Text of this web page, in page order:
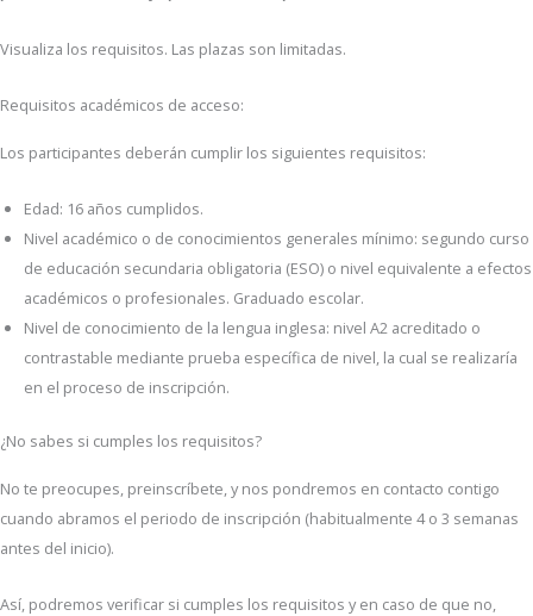
Visualiza los requisitos. Las plazas son limitadas.
Requisitos académicos de acceso:
Los participantes deberán cumplir los siguientes requisitos:
Edad: 16 años cumplidos.
Nivel académico o de conocimientos generales mínimo: segundo curso
de educación secundaria obligatoria (ESO) o nivel equivalente a efectos
académicos o profesionales. Graduado escolar.
Nivel de conocimiento de la lengua inglesa: nivel A2 acreditado o
contrastable mediante prueba específica de nivel, la cual se realizaría
en el proceso de inscripción.
¿No sabes si cumples los requisitos?
No te preocupes, preinscríbete, y nos pondremos en contacto contigo
cuando abramos el periodo de inscripción (habitualmente 4 o 3 semanas
antes del inicio).
Así, podremos verificar si cumples los requisitos y en caso de que no,